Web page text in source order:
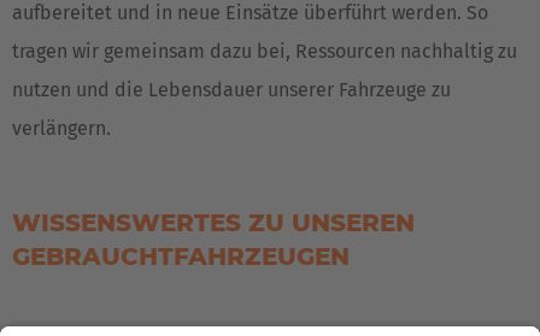
aufbereitet und in neue Einsätze überführt werden. So
tragen wir gemeinsam dazu bei, Ressourcen nachhaltig zu
nutzen und die Lebensdauer unserer Fahrzeuge zu
verlängern.
WISSENSWERTES ZU UNSEREN
GEBRAUCHTFAHRZEUGEN